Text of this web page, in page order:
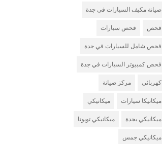
صيانة مكيف السيارات في جدة
فحص فحص سيارات
فحص شامل للسيارات في جدة
فحص كمبيوتر السيارات في جدة
كهربائي مركز صيانة
ميكانيكا سيارات ميكانيكي
ميكانيكي بجدة ميكانيكي تويوتا
ميكانيكي جمس